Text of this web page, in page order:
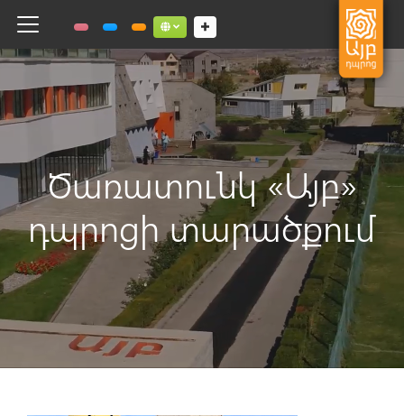
Toggle navigation Social links dropdown button
Ծառատունկ «Այբ»
դպրոցի տարածքում